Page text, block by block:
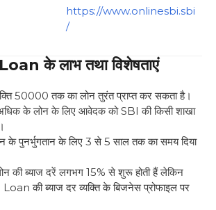
https://www.onlinesbi.sbi
/
के लाभ तथा विशेषताएं
50000 तक का लोन तुरंत प्राप्त कर सकता है।
के लोन के लिए आवेदक को SBI की किसी शाखा
के पुनर्भुगतान के लिए 3 से 5 साल तक का समय दिया
की ब्याज दरें लगभग 15% से शुरू होती हैं लेकिन
की ब्याज दर व्यक्ति के बिजनेस प्रोफाइल पर